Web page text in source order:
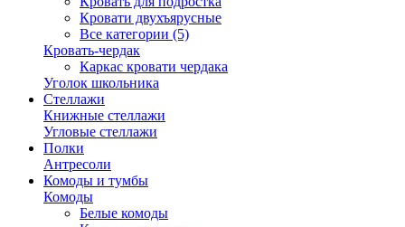
Кровати двухъярусные
Все категории (5)
Кровать-чердак
Каркас кровати чердака
Уголок школьника
Стеллажи
Книжные стеллажи
Угловые стеллажи
Полки
Антресоли
Комоды и тумбы
Комоды
Белые комоды